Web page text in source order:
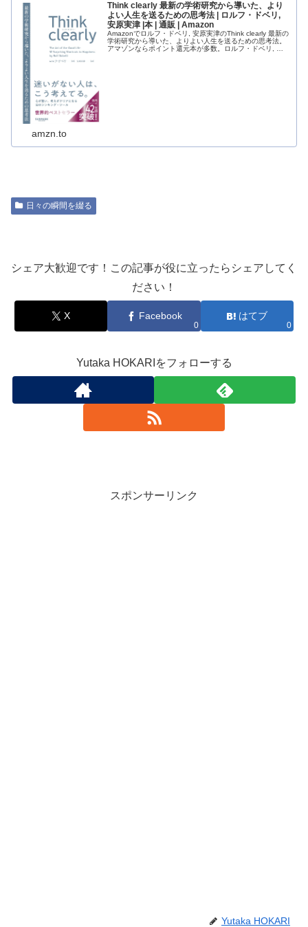
Think clearly 最新の学術研究から導いた、より
よい人生を送るための思考法 | ロルフ・ドベリ,
安原実津 |本 | 通販 | Amazon
Amazonでロルフ・ドベリ, 安原実津のThink clearly 最新の
学術研究から導いた、よりよい人生を送るための思考法。
アマゾンならポイント還元本が多数。ロルフ・ドベリ, 安
amzn.to
日々の瞬間を綴る
シェア大歓迎です！この記事が役に立ったらシェアしてく
ださい！
X Facebook
0
はてブ
0
Yutaka HOKARIをフォローする
スポンサーリンク
Yutaka HOKARI